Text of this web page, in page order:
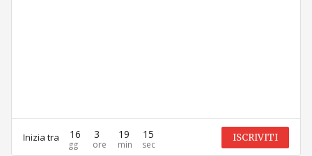
Inizia tra 16 3 19 15 ISCRIVITI